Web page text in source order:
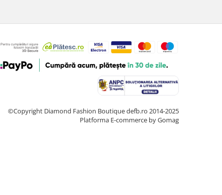
©Copyright Diamond Fashion Boutique defb.ro 2014-2025
Platforma E-commerce by Gomag